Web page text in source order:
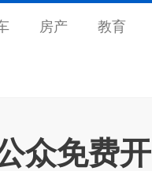
房产 教育
众免费开